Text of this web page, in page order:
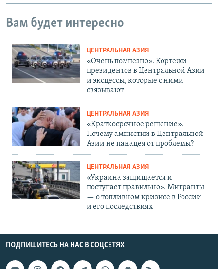
Вам будет интересно
ЦЕНТРАЛЬНАЯ АЗИЯ
«Очень помпезно». Кортежи
президентов в Центральной Азии
и эксцессы, которые с ними
связывают
ЦЕНТРАЛЬНАЯ АЗИЯ
«Краткосрочное решение».
Почему амнистии в Центральной
Азии не панацея от проблемы?
ЦЕНТРАЛЬНАЯ АЗИЯ
«Украина защищается и
поступает правильно». Мигранты
— о топливном кризисе в России
и его последствиях
ПОДПИШИТЕСЬ НА НАС В СОЦСЕТЯХ